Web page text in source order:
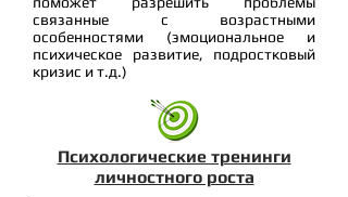
связанные с возрастными
особенностями (эмоциональное и
психическое развитие, подростковый
кризис и т.д.)
Психологические тренинги
личностного роста